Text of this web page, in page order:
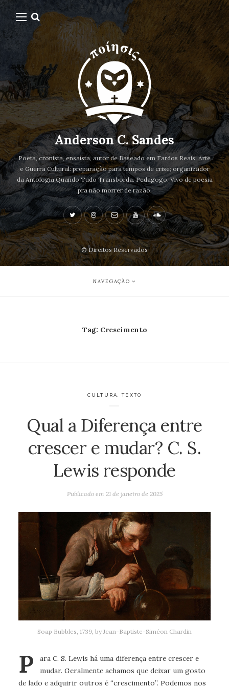
Anderson C. Sandes
Poeta, cronista, ensaísta, autor de Baseado em Fardos Reais; Arte
e Guerra Cultural: preparação para tempos de crise; organizador
da Antologia Quando Tudo Transborda. Pedagogo. Vivo de poesia
pra não morrer de razão.
© Direitos Reservados
NAVEGAÇÃO
Tag: Crescimento
CULTURA ,TEXTO
Qual a Diferença entre
crescer e mudar? C. S.
Lewis responde
Publicado em 21 de janeiro de 2025
Soap Bubbles, 1739, by Jean-Baptiste-Siméon Chardin
P
ara C. S. Lewis há uma diferença entre crescer e
mudar. Geralmente achamos que deixar um gosto
de lado e adquirir outros é “crescimento”. Podemos nos